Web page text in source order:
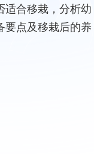
适合移栽，分析幼
要点及移栽后的养